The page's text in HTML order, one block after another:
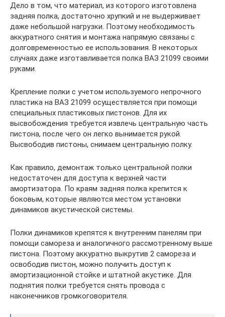
Дело в том, что материал, из которого изготовлена
задняя полка, достаточно хрупкий и не выдерживает
даже небольшой нагрузки. Поэтому необходимость
аккуратного снятия и монтажа напрямую связаны с
долговременностью ее использования. В некоторых
случаях даже изготавливается полка ВАЗ 21099 своими
руками.
Крепление полки с учетом используемого непрочного
пластика на ВАЗ 21099 осуществляется при помощи
специальных пластиковых пистонов. Для их
высвобождения требуется извлечь центральную часть
пистона, после чего он легко вынимается рукой.
Высвободив пистоны, снимаем центральную полку.
Как правило, демонтаж только центральной полки
недостаточен для доступа к верхней части
амортизатора. По краям задняя полка крепится к
боковым, которые являются местом установки
динамиков акустической системы.
Полки динамиков крепятся к внутренним панелям при
помощи самореза и аналогичного рассмотренному выше
пистона. Поэтому аккуратно выкрутив 2 самореза и
освободив пистон, можно получить доступ к
амортизационной стойке и штатной акустике. Для
поднятия полки требуется снять провода с
наконечников громкоговорителя.